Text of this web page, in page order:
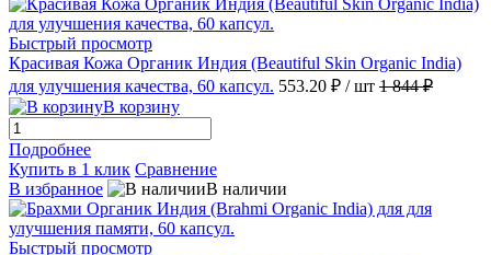
Быстрый просмотр
Красивая Кожа Органик Индия (Beautiful Skin Organic India)
для улучшения качества, 60 капсул. 553.20 ₽ / шт 1 844 ₽
В корзину
Подробнее
Купить в 1 клик Сравнение
В избранное
В наличии
Быстрый просмотр